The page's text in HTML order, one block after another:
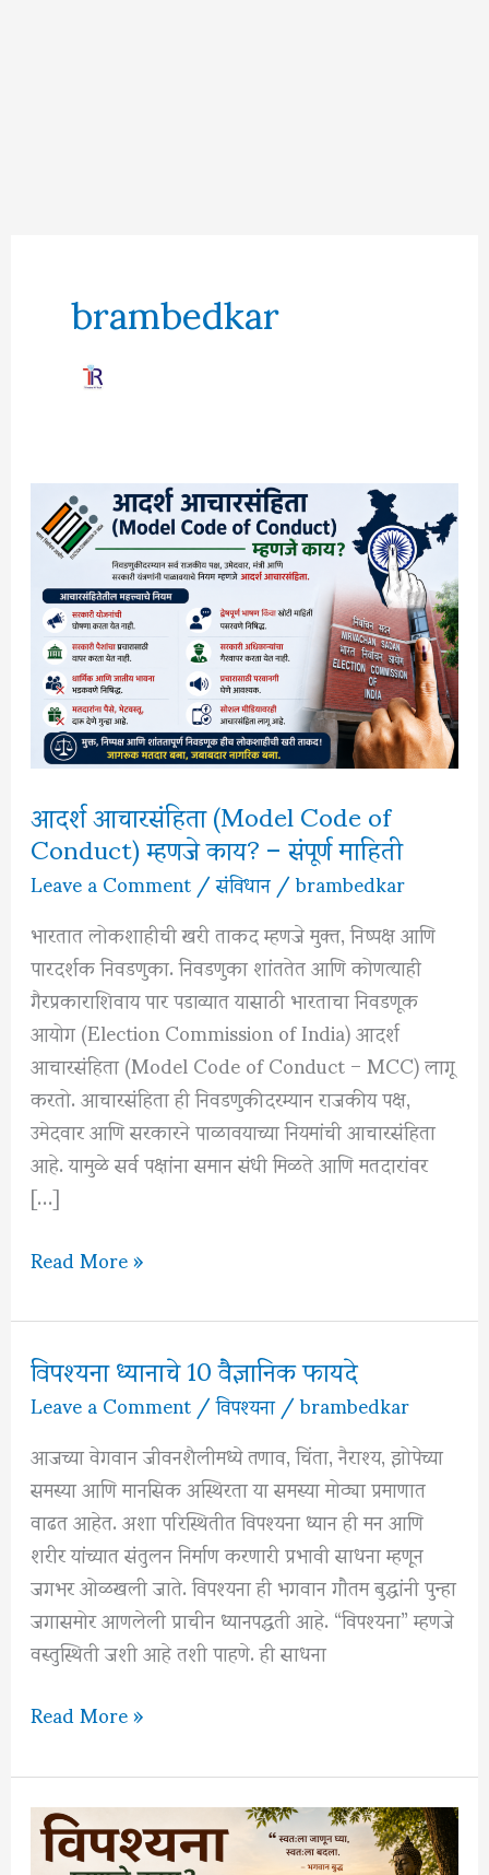
brambedkar
आदर्श आचारसंहिता (Model Code of
Conduct) म्हणजे काय? – संपूर्ण माहिती
Leave a Comment/संविधान/brambedkar
भारतात लोकशाहीची खरी ताकद म्हणजे मुक्त, निष्पक्ष आणि
पारदर्शक निवडणुका. निवडणुका शांततेत आणि कोणत्याही
गैरप्रकाराशिवाय पार पडाव्यात यासाठी भारताचा निवडणूक
आयोग (Election Commission of India) आदर्श
आचारसंहिता (Model Code of Conduct – MCC) लागू
करतो. आचारसंहिता ही निवडणुकीदरम्यान राजकीय पक्ष,
उमेदवार आणि सरकारने पाळावयाच्या नियमांची आचारसंहिता
आहे. यामुळे सर्व पक्षांना समान संधी मिळते आणि मतदारांवर
[…]
आदर्श
(Model
Code
of
Conduct)
म्हणजे
काय?
–
संपूर्ण
माहिती
Read More »
विपश्यना ध्यानाचे 10 वैज्ञानिक फायदे
Leave a Comment/विपश्यना/brambedkar
आजच्या वेगवान जीवनशैलीमध्ये तणाव, चिंता, नैराश्य, झोपेच्या
समस्या आणि मानसिक अस्थिरता या समस्या मोठ्या प्रमाणात
वाढत आहेत. अशा परिस्थितीत विपश्यना ध्यान ही मन आणि
शरीर यांच्यात संतुलन निर्माण करणारी प्रभावी साधना म्हणून
जगभर ओळखली जाते. विपश्यना ही भगवान गौतम बुद्धांनी पुन्हा
जगासमोर आणलेली प्राचीन ध्यानपद्धती आहे. “विपश्यना” म्हणजे
वस्तुस्थिती जशी आहे तशी पाहणे. ही साधना
विपश्यना
10
वैज्ञानिक
फायदे
Read More »